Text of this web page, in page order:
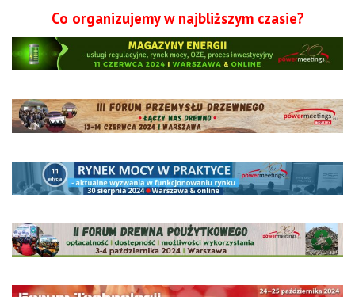
Co organizujemy w najbliższym czasie?